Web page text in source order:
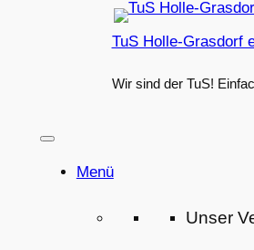
TuS Holle-Grasdorf
Wir sind der TuS!
Menü
Unser